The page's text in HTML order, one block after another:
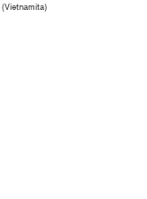
(Vietnamita)